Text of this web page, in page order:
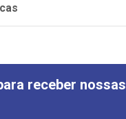
receber nossas